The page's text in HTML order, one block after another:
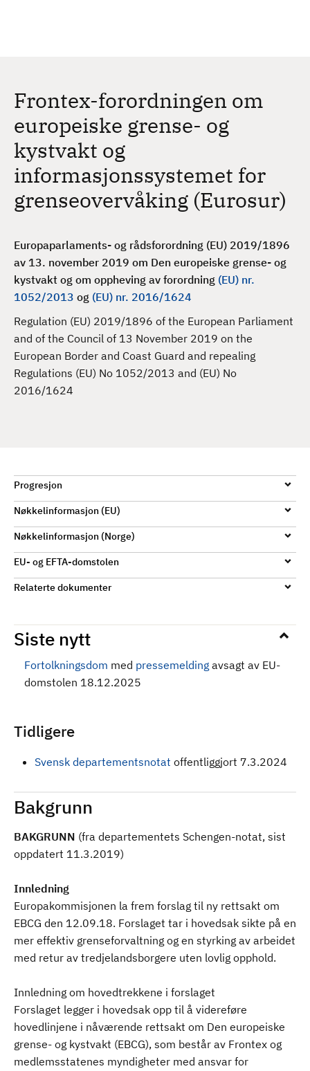
Frontex-forordningen om
europeiske grense- og
kystvakt og
informasjonssystemet for
grenseovervåking (Eurosur)
Europaparlaments- og rådsforordning (EU) 2019/1896
av 13. november 2019 om Den europeiske grense- og
kystvakt og om oppheving av forordning (EU) nr.
1052/2013 og (EU) nr. 2016/1624
Regulation (EU) 2019/1896 of the European Parliament
and of the Council of 13 November 2019 on the
European Border and Coast Guard and repealing
Regulations (EU) No 1052/2013 and (EU) No
2016/1624
Progresjon
Nøkkelinformasjon (EU)
Nøkkelinformasjon (Norge)
EU- og EFTA-domstolen
Relaterte dokumenter
Siste nytt
Fortolkningsdom med pressemelding avsagt av EU-
domstolen 18.12.2025
Tidligere
Svensk departementsnotat offentliggjort 7.3.2024
Bakgrunn
BAKGRUNN (fra departementets Schengen-notat, sist
oppdatert 11.3.2019)
Innledning
Europakommisjonen la frem forslag til ny rettsakt om
EBCG den 12.09.18. Forslaget tar i hovedsak sikte på en
mer effektiv grenseforvaltning og en styrking av arbeidet
med retur av tredjelandsborgere uten lovlig opphold.
Innledning om hovedtrekkene i forslaget
Forslaget legger i hovedsak opp til å videreføre
hovedlinjene i nåværende rettsakt om Den europeiske
grense- og kystvakt (EBCG), som består av Frontex og
medlemsstatenes myndigheter med ansvar for